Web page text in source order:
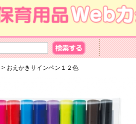
> おえかきサインペン１２色